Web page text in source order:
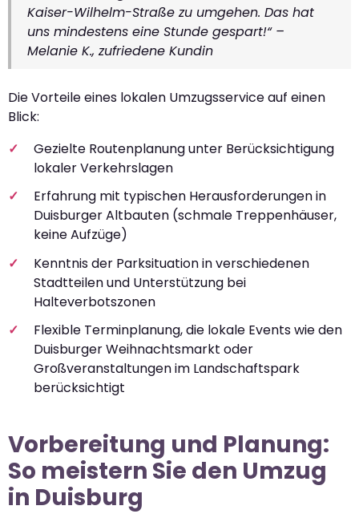
Kaiser-Wilhelm-Straße zu umgehen. Das hat
uns mindestens eine Stunde gespart!“ –
Melanie K., zufriedene Kundin
Die Vorteile eines lokalen Umzugsservice auf einen
Blick:
Gezielte Routenplanung unter Berücksichtigung
lokaler Verkehrslagen
Erfahrung mit typischen Herausforderungen in
Duisburger Altbauten (schmale Treppenhäuser,
keine Aufzüge)
Kenntnis der Parksituation in verschiedenen
Stadtteilen und Unterstützung bei
Halteverbotszonen
Flexible Terminplanung, die lokale Events wie den
Duisburger Weihnachtsmarkt oder
Großveranstaltungen im Landschaftspark
berücksichtigt
Vorbereitung und Planung:
So meistern Sie den Umzug
in Duisburg